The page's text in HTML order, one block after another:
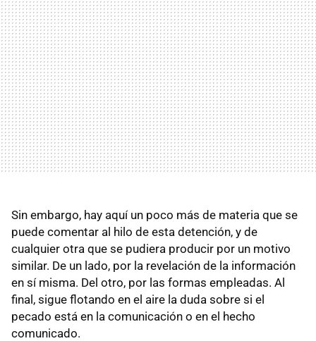
Sin embargo, hay aquí un poco más de materia que se
puede comentar al hilo de esta detención, y de
cualquier otra que se pudiera producir por un motivo
similar. De un lado, por la revelación de la información
en sí misma. Del otro, por las formas empleadas. Al
final, sigue flotando en el aire la duda sobre si el
pecado está en la comunicación o en el hecho
comunicado.